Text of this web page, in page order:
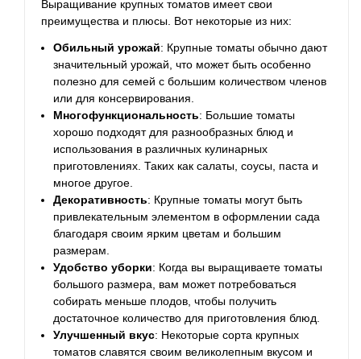
Выращивание крупных томатов имеет свои
преимущества и плюсы. Вот некоторые из них:
Обильный урожай: Крупные томаты обычно дают
значительный урожай, что может быть особенно
полезно для семей с большим количеством членов
или для консервирования.
Многофункциональность: Большие томаты
хорошо подходят для разнообразных блюд и
использования в различных кулинарных
приготовлениях. Таких как салаты, соусы, паста и
многое другое.
Декоративность: Крупные томаты могут быть
привлекательным элементом в оформлении сада
благодаря своим ярким цветам и большим
размерам.
Удобство уборки: Когда вы выращиваете томаты
большого размера, вам может потребоваться
собирать меньше плодов, чтобы получить
достаточное количество для приготовления блюд.
Улучшенный вкус: Некоторые сорта крупных
томатов славятся своим великолепным вкусом и